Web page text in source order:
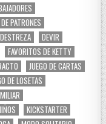
PATRONES
DESTREZA
DEVIR
FAVORITOS DE KETTY
JUEGO DE CARTAS
DE LOSETAS
KICKSTARTER